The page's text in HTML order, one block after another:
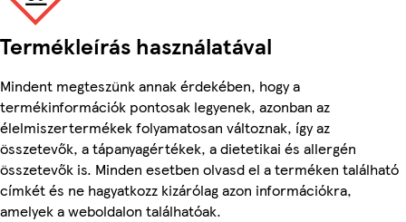
Termékleírás használatával
Mindent megteszünk annak érdekében, hogy a
termékinformációk pontosak legyenek, azonban az
élelmiszertermékek folyamatosan változnak, így az
összetevők, a tápanyagértékek, a dietetikai és allergén
összetevők is. Minden esetben olvasd el a terméken található
címkét és ne hagyatkozz kizárólag azon információkra,
amelyek a weboldalon találhatóak.